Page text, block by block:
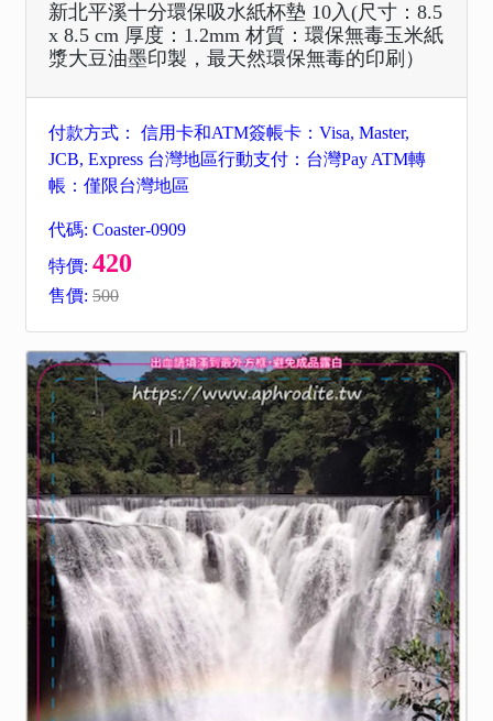
新北平溪十分環保吸水紙杯墊 10入(尺寸：8.5
x 8.5 cm 厚度：1.2mm 材質：環保無毒玉米紙
漿大豆油墨印製，最天然環保無毒的印刷）
付款方式： 信用卡和ATM簽帳卡：Visa, Master,
JCB, Express 台灣地區行動支付：台灣Pay ATM轉
帳：僅限台灣地區
代碼: Coaster-0909
特價: 420
售價: 500